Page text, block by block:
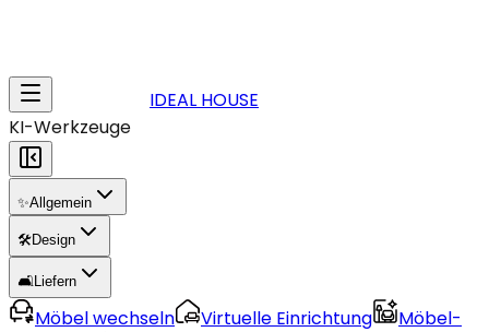
IDEAL HOUSE
KI-Werkzeuge
✨Allgemein
🛠️Design
🛋️Liefern
Möbel wechseln Virtuelle Einrichtung
Möbel-